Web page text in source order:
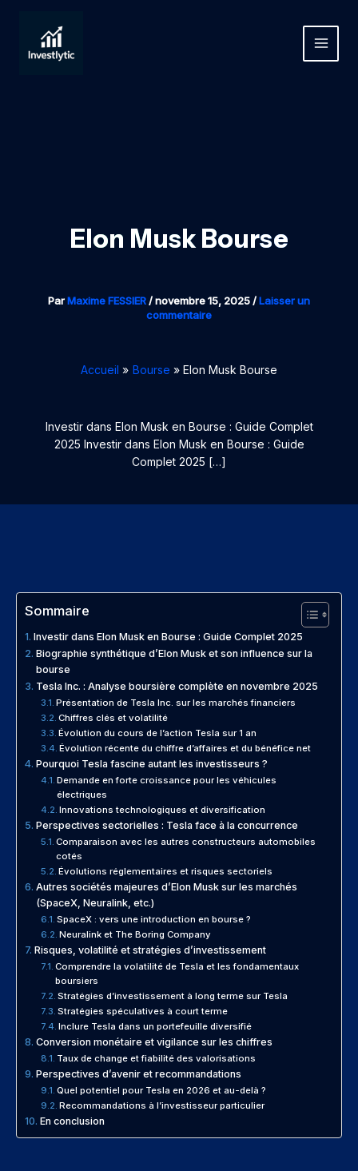
contenu
MAIN
Elon Musk Bourse
ParMaxime FESSIER/novembre 15, 2025/Laisser un
commentaire
Accueil Bourse Elon Musk Bourse
Investir dans Elon Musk en Bourse : Guide Complet
2025 Investir dans Elon Musk en Bourse : Guide
Complet 2025 […]
Sommaire
Investir dans Elon Musk en Bourse : Guide Complet 2025
Biographie synthétique d’Elon Musk et son influence sur la
bourse
Tesla Inc. : Analyse boursière complète en novembre 2025
Présentation de Tesla Inc. sur les marchés financiers
Chiffres clés et volatilité
Évolution du cours de l’action Tesla sur 1 an
Évolution récente du chiffre d’affaires et du bénéfice net
Pourquoi Tesla fascine autant les investisseurs ?
Demande en forte croissance pour les véhicules
électriques
Innovations technologiques et diversification
Perspectives sectorielles : Tesla face à la concurrence
Comparaison avec les autres constructeurs automobiles
cotés
Évolutions réglementaires et risques sectoriels
Autres sociétés majeures d’Elon Musk sur les marchés
(SpaceX, Neuralink, etc.)
SpaceX : vers une introduction en bourse ?
Neuralink et The Boring Company
Risques, volatilité et stratégies d’investissement
Comprendre la volatilité de Tesla et les fondamentaux
boursiers
Stratégies d’investissement à long terme sur Tesla
Stratégies spéculatives à court terme
Inclure Tesla dans un portefeuille diversifié
Conversion monétaire et vigilance sur les chiffres
Taux de change et fiabilité des valorisations
Perspectives d’avenir et recommandations
Quel potentiel pour Tesla en 2026 et au-delà ?
Recommandations à l’investisseur particulier
En conclusion